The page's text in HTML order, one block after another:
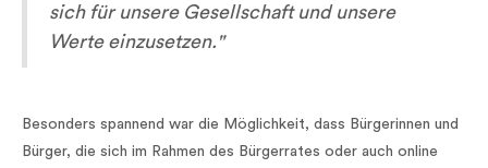
sich für unsere Gesellschaft und unsere
Werte einzusetzen."
Besonders spannend war die Möglichkeit, dass Bürgerinnen und
Bürger, die sich im Rahmen des Bürgerrates oder auch online